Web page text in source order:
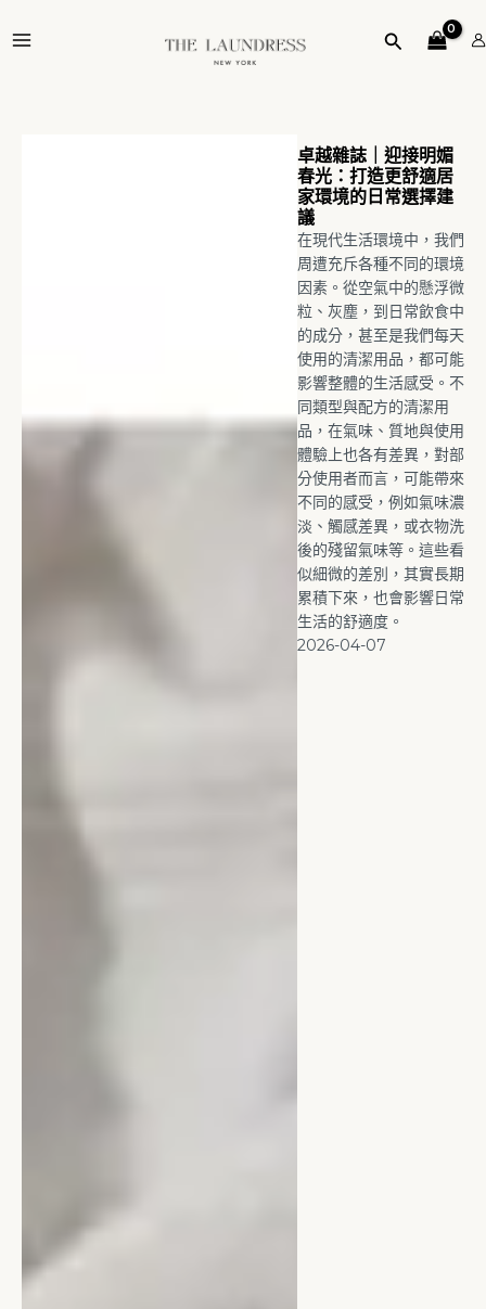
至
搜
卓越雜誌｜迎接明媚
春光：打造更舒適居
家環境的日常選擇建
議
在現代生活環境中，我們
周遭充斥各種不同的環境
因素。從空氣中的懸浮微
粒、灰塵，到日常飲食中
的成分，甚至是我們每天
使用的清潔用品，都可能
影響整體的生活感受。不
同類型與配方的清潔用
品，在氣味、質地與使用
體驗上也各有差異，對部
分使用者而言，可能帶來
不同的感受，例如氣味濃
淡、觸感差異，或衣物洗
後的殘留氣味等。這些看
似細微的差別，其實長期
累積下來，也會影響日常
生活的舒適度。
2026-04-07